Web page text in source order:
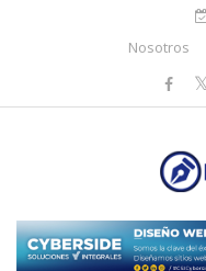
Nosotros